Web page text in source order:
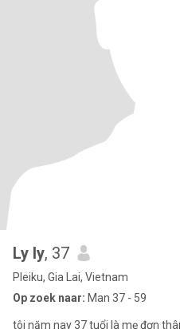
Ly ly, 37
Pleiku, Gia Lai, Vietnam
Op zoek naar: Man 37 - 59
tôi năm nay 37 tuổi là mẹ đơn